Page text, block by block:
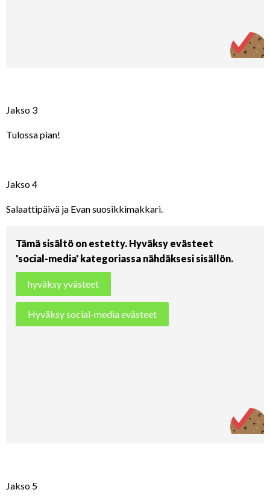
Jakso 3
Tulossa pian!
Jakso 4
Salaattipäivä ja Evan suosikkimakkari.
Tämä sisältö on estetty. Hyväksy evästeet
'social-media' kategoriassa nähdäksesi sisällön.
hyväksy yvästeet
Hyväksy social-media evästeet
Jakso 5